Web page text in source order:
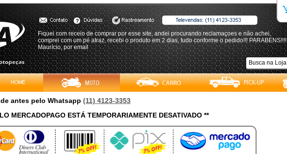
Fiquei com receio de comprar por esse site, andei procurando reclamaçoes e não achei,
comprei com um pé atraz, recebi o produto em 2 dias, tudo conforme o pedido!!! PARABENS!!!!
Maurício, por email
antes pelo Whatsapp (11) 4123-3353
MERCADOPAGO ESTÁ TEMPORARIAMENTE DESATIVADO **